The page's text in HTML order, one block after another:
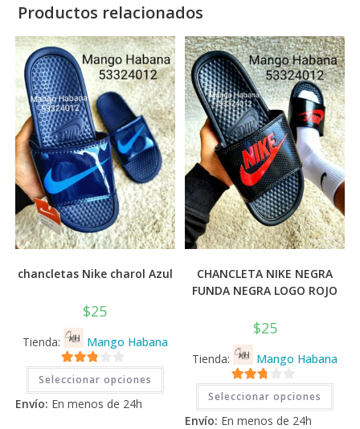
Productos relacionados
chancletas Nike charol Azul
$25
Tienda: Mango Habana
2.71
de 5
Seleccionar opciones
Este
producto
tiene
múltiples
variantes.
Envío: En menos de 24h
CHANCLETA NIKE NEGRA
FUNDA NEGRA LOGO ROJO
$25
Tienda: Mango Habana
2.71
de 5
Seleccionar opciones
Este
tiene
Envío: En menos de 24h